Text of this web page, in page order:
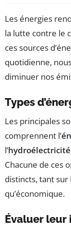
Les énergies
la lutte contre le
ces sources
quotidienne,
diminuer nos
Types
Les principales
comprennent l’
l’hydroélectricité
Chacune de ces
distincts, tant
qu’économique.
Évaluer leur